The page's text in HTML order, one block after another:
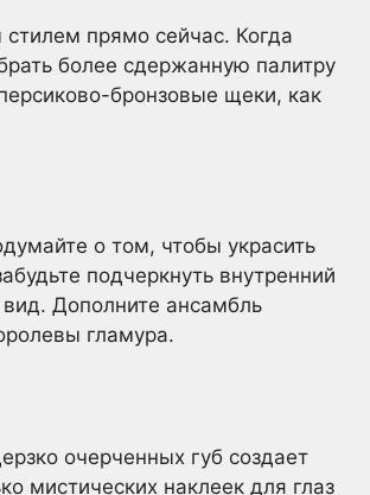
прямо сейчас. Когда
более сдержанную палитру
бронзовые щеки, как
о том, чтобы украсить
подчеркнуть внутренний
Дополните ансамбль
гламура.
очерченных губ создает
мистических наклеек для глаз